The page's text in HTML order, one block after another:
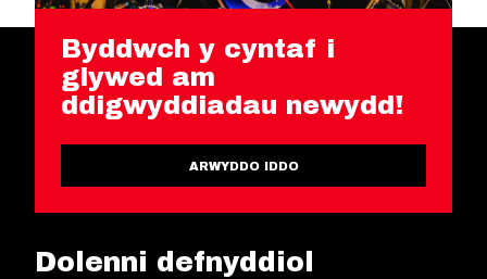
Byddwch y cyntaf i
glywed am
ddigwyddiadau newydd!
ARWYDDO IDDO
Dolenni defnyddiol